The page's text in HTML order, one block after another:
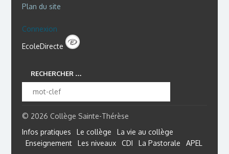
Plan du site
Connexion
EcoleDirecte
RECHERCHER …
© 2026 Collège Sainte-Thérèse
Infos pratiques
Le collège
La vie au collège
Enseignement
Les niveaux CDI La Pastorale APEL